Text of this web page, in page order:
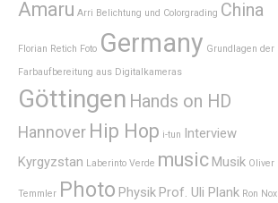
Amaru Arri Belichtung und Colorgrading China
Florian Retich Foto Germany Grundlagen der
Farbaufbereitung aus Digitalkameras
Göttingen Hands on HD
Hannover Hip Hop i-tun Interview
Kyrgyzstan Laberinto Verde music Musik Oliver
Temmler Photo Physik Prof. Uli Plank Ron Nox